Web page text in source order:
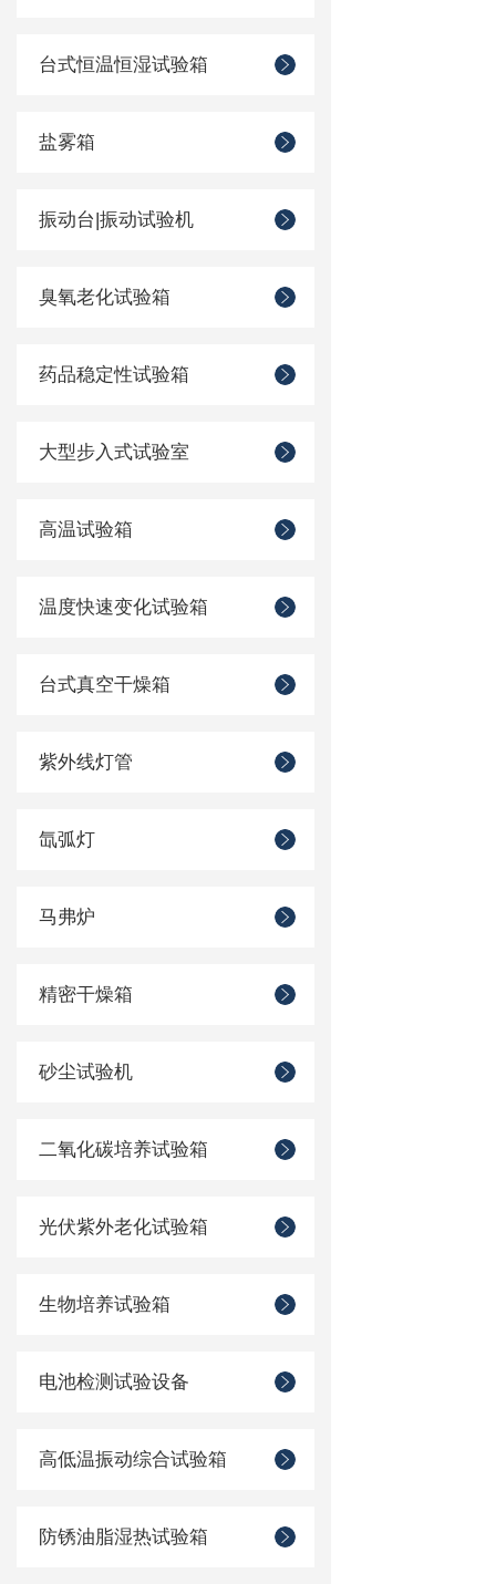
台式恒温恒湿试验箱
盐雾箱
振动台|振动试验机
臭氧老化试验箱
药品稳定性试验箱
大型步入式试验室
高温试验箱
温度快速变化试验箱
台式真空干燥箱
紫外线灯管
氙弧灯
马弗炉
精密干燥箱
砂尘试验机
二氧化碳培养试验箱
光伏紫外老化试验箱
生物培养试验箱
电池检测试验设备
高低温振动综合试验箱
防锈油脂湿热试验箱